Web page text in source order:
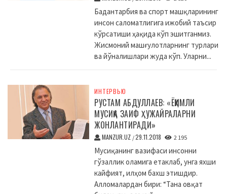
Бадантарбия ва спорт машқларининг
инсон саломатлигига ижобий таъсир
кўрсатиши ҳақида кўп эшитганмиз.
Жисмоний машғулотларнинг турлари
ва йўналишлари жуда кўп. Уларни...
ИНТЕРВЬЮ
РУСТАМ АБДУЛЛАЕВ: «ЁҚИМЛИ
МУСИҚА ЗАИФ ҲУЖАЙРАЛАРНИ
ЖОНЛАНТИРАДИ»
MANZUR.UZ /29.11.2018 2 195
Мусиқанинг вазифаси инсонни
гўзаллик оламига етаклаб, унга яхши
кайфият, илҳом бахш этишдир.
Алломалардан бири: “Тана овқат